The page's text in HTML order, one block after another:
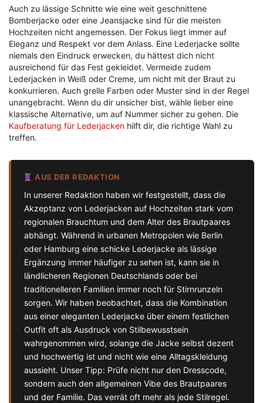
Auch zu lässige Schnitte wie eine weit geschnittene
Bomberjacke oder eine Jeansjacke sind für die meisten
Hochzeiten nicht angemessen. Der Fokus liegt immer auf
Eleganz und Respekt vor dem Anlass. Eine Lederjacke sollte
niemals den Eindruck erwecken, du hättest dich nicht
ausreichend für das Fest gekleidet. Vermeide zudem
Lederjacken in Weiß oder Creme, um nicht mit der Braut zu
konkurrieren. Auch grelle Farben oder Muster sind in der Regel
unangebracht. Wenn du dir unsicher bist, wähle lieber eine
klassische Alternative, um auf Nummer sicher zu gehen. Die
Kaufberatung für Lederjacken hilft dir, die richtige Wahl zu
treffen.
AUS DER REDAKTION
In unserer Redaktion haben wir festgestellt, dass die
Akzeptanz von Lederjacken auf Hochzeiten stark vom
regionalen Brauchtum und dem Alter des Brautpaares
abhängt. Während in urbanen Metropolen wie Berlin
oder Hamburg eine schicke Lederjacke als lässige
Ergänzung immer häufiger zu sehen ist, kann sie in
ländlicheren Regionen Deutschlands oder bei
traditionelleren Familien immer noch für Stirnrunzeln
sorgen. Wir haben beobachtet, dass die Kombination
aus einer eleganten Lederjacke über einem festlichen
Outfit oft als Ausdruck von Stilbewusstsein
wahrgenommen wird, solange die Jacke selbst dezent
und hochwertig ist und nicht wie eine Alltagskleidung
aussieht. Unser Tipp: Prüfe nicht nur den Dresscode,
sondern auch den allgemeinen Vibe des Brautpaares
und der Familie. Das verrät oft mehr als jede Stilregel.